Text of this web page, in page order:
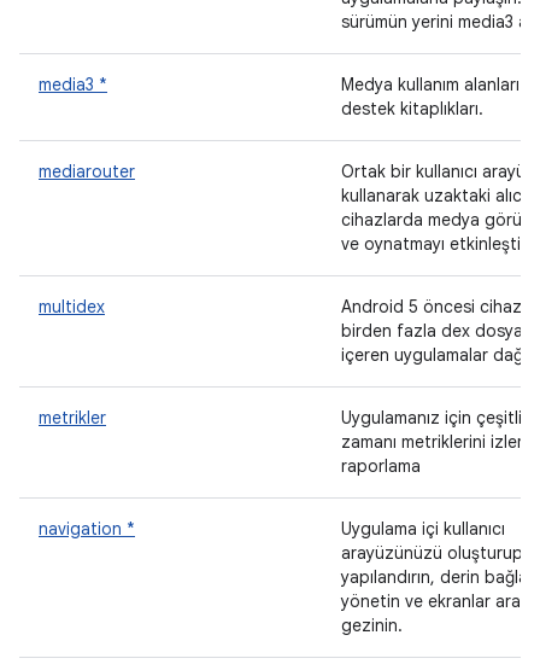
sürümün yerini media3
media3 *
Medya kullanım alanları
destek kitaplıkları.
mediarouter
Ortak bir kullanıcı
kullanarak uzaktaki alıcı
cihazlarda medya
ve oynatmayı
multidex
Android 5 öncesi
birden fazla dex dosyası
içeren uygulamalar
metrikler
Uygulamanız için çeşitli
zamanı metriklerini
raporlama
navigation *
Uygulama içi kullanıcı
arayüzünüzü oluşturup
yapılandırın, derin
yönetin ve ekranlar
gezinin.